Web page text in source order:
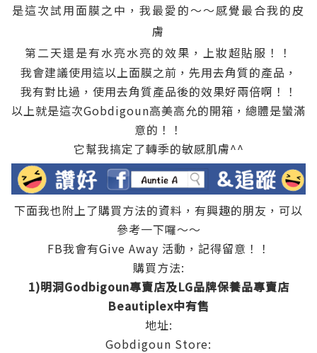
是這次試用面膜之中，我最愛的～～感覺最合我的皮
膚
第二天還是有水亮水亮的效果，上妝超貼服！！
我會建議使用這以上面膜之前，先用去角質的產品，
我有對比過，使用去角質產品後的效果好兩倍啊！！
以上就是這次Gobdigoun高美高允的開箱，總體是蠻滿
意的！！
它幫我搞定了轉季的敏感肌膚^^
下面我也附上了購買方法的資料，有興趣的朋友，可以
參考一下囉～～
FB我會有Give Away 活動，記得留意！！
購買方法:
1)明洞Godbigoun專賣店及LG品牌保養品專賣店
Beautiplex中有售
地址:
Gobdigoun Store: